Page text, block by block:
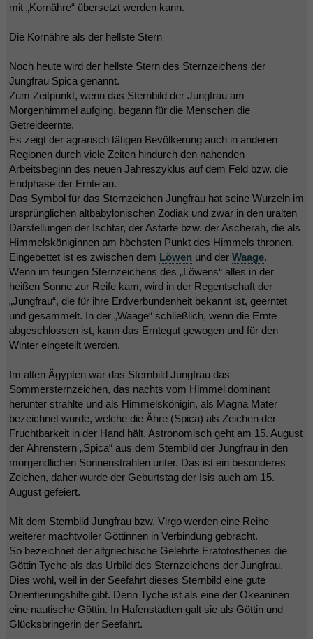
mit „Kornähre“ übersetzt werden kann.
Die Kornähre als der hellste Stern
Noch heute wird der hellste Stern des Sternzeichens der
Jungfrau Spica genannt.
Zum Zeitpunkt, wenn das Sternbild der Jungfrau am
Morgenhimmel aufging, begann für die Menschen die
Getreideernte.
Es zeigt der agrarisch tätigen Bevölkerung auch in anderen
Regionen durch viele Zeiten hindurch den nahenden
Arbeitsbeginn des neuen Jahreszyklus auf dem Feld bzw. die
Endphase der Ernte an.
Das Symbol für das Sternzeichen Jungfrau hat seine Wurzeln im
ursprünglichen altbabylonischen Zodiak und zwar in den uralten
Darstellungen der Ischtar, der Astarte bzw. der Ascherah, die als
Himmelsköniginnen am höchsten Punkt des Himmels thronen.
Eingebettet ist es zwischen dem Löwen und der Waage.
Wenn im feurigen Sternzeichens des „Löwens“ alles in der
heißen Sonne zur Reife kam, wird in der Regentschaft der
„Jungfrau“, die für ihre Erdverbundenheit bekannt ist, geerntet
und gesammelt. In der „Waage“ schließlich, wenn die Ernte
abgeschlossen ist, kann das Erntegut gewogen und für den
Winter eingeteilt werden.
Im alten Ägypten war das Sternbild Jungfrau das
Sommersternzeichen, das nachts vom Himmel dominant
herunter strahlte und als Himmelskönigin, als Magna Mater
bezeichnet wurde, welche die Ähre (Spica) als Zeichen der
Fruchtbarkeit in der Hand hält. Astronomisch geht am 15. August
der Ährenstern „Spica“ aus dem Sternbild der Jungfrau in den
morgendlichen Sonnenstrahlen unter. Das ist ein besonderes
Zeichen, daher wurde der Geburtstag der Isis auch am 15.
August gefeiert.
Mit dem Sternbild Jungfrau bzw. Virgo werden eine Reihe
weiterer machtvoller Göttinnen in Verbindung gebracht.
So bezeichnet der altgriechische Gelehrte Eratotosthenes die
Göttin Tyche als das Urbild des Sternzeichens der Jungfrau.
Dies wohl, weil in der Seefahrt dieses Sternbild eine gute
Orientierungshilfe gibt. Denn Tyche ist als eine der Okeaninen
eine nautische Göttin. In Hafenstädten galt sie als Göttin und
Glücksbringerin der Seefahrt.